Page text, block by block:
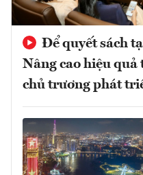
Để quyết sách
Nâng cao hiệu quả
chủ trương phát